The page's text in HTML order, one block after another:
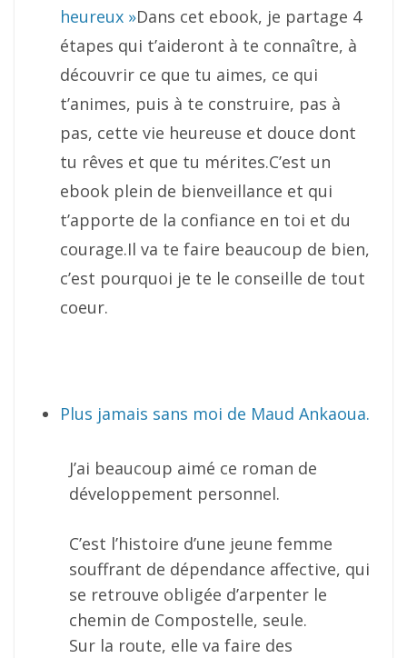
heureux »Dans cet ebook, je partage 4
étapes qui t’aideront à te connaître, à
découvrir ce que tu aimes, ce qui
t’animes, puis à te construire, pas à
pas, cette vie heureuse et douce dont
tu rêves et que tu mérites.C’est un
ebook plein de bienveillance et qui
t’apporte de la confiance en toi et du
courage.Il va te faire beaucoup de bien,
c’est pourquoi je te le conseille de tout
coeur.
Plus jamais sans moi de Maud Ankaoua.
J’ai beaucoup aimé ce roman de
développement personnel.
C’est l’histoire d’une jeune femme
souffrant de dépendance affective, qui
se retrouve obligée d’arpenter le
chemin de Compostelle, seule.
Sur la route, elle va faire des